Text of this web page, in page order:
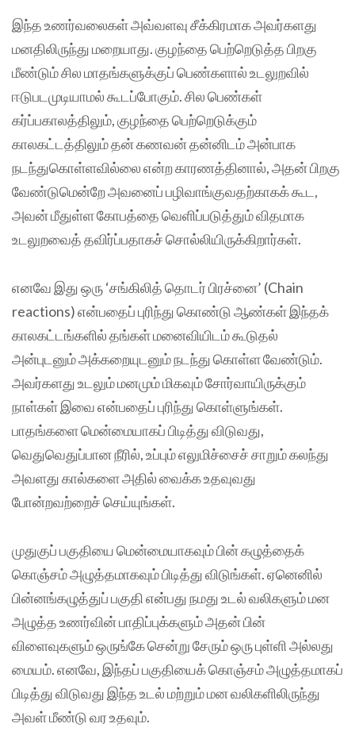
இந்த உணர்வலைகள் அவ்வளவு சீக்கிரமாக அவர்களது
மனதிலிருந்து மறையாது. குழந்தை பெற்றெடுத்த பிறகு
மீண்டும் சில மாதங்களுக்குப் பெண்களால் உடலுறவில்
ஈடுபடமுடியாமல் கூடப்போகும். சில பெண்கள்
கர்ப்பகாலத்திலும், குழந்தை பெற்றெடுக்கும்
காலகட்டத்திலும் தன் கணவன் தன்னிடம் அன்பாக
நடந்துகொள்ளவில்லை என்ற காரணத்தினால், அதன் பிறகு
வேண்டுமென்றே அவனைப் பழிவாங்குவதற்காகக் கூட,
அவன் மீதுள்ள கோபத்தை வெளிப்படுத்தும் விதமாக
உடலுறவைத் தவிர்ப்பதாகச் சொல்லியிருக்கிறார்கள்.
எனவே இது ஒரு ‘சங்கிலித் தொடர் பிரச்னை’ (Chain
reactions) என்பதைப் புரிந்து கொண்டு ஆண்கள் இந்தக்
காலகட்டங்களில் தங்கள் மனைவியிடம் கூடுதல்
அன்புடனும் அக்கறையுடனும் நடந்து கொள்ள வேண்டும்.
அவர்களது உடலும் மனமும் மிகவும் சோர்வாயிருக்கும்
நாள்கள் இவை என்பதைப் புரிந்து கொள்ளுங்கள்.
பாதங்களை மென்மையாகப் பிடித்து விடுவது,
வெதுவெதுப்பான நீரில், உப்பும் எலுமிச்சைச் சாறும் கலந்து
அவளது கால்களை அதில் வைக்க உதவுவது
போன்றவற்றைச் செய்யுங்கள்.
முதுகுப் பகுதியை மென்மையாகவும் பின் கழுத்தைக்
கொஞ்சம் அழுத்தமாகவும் பிடித்து விடுங்கள். ஏனெனில்
பின்னங்கழுத்துப் பகுதி என்பது நமது உடல் வலிகளும் மன
அழுத்த உணர்வின் பாதிப்புக்களும் அதன் பின்
விளைவுகளும் ஒருங்கே சென்று சேரும் ஒரு புள்ளி அல்லது
மையம். எனவே, இந்தப் பகுதியைக் கொஞ்சம் அழுத்தமாகப்
பிடித்து விடுவது இந்த உடல் மற்றும் மன வலிகளிலிருந்து
அவள் மீண்டு வர உதவும்.